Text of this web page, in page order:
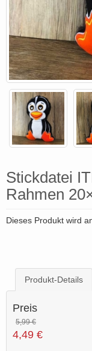
Stickdatei
Rahmen
Dieses Produkt wird
Produkt-Details
Preis
5,99 €
4,49 €